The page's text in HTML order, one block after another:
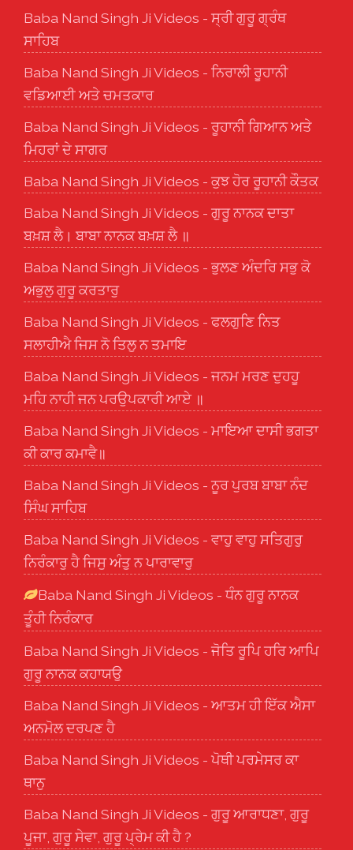
Baba Nand Singh Ji Videos - ਸ੍ਰੀ ਗੁਰੂ ਗ੍ਰੰਥ
ਸਾਹਿਬ
Baba Nand Singh Ji Videos - ਨਿਰਾਲੀ ਰੂਹਾਨੀ
ਵਡਿਆਈ ਅਤੇ ਚਮਤਕਾਰ
Baba Nand Singh Ji Videos - ਰੂਹਾਨੀ ਗਿਆਨ ਅਤੇ
ਮਿਹਰਾਂ ਦੇ ਸਾਗਰ
Baba Nand Singh Ji Videos - ਕੁਝ ਹੋਰ ਰੂਹਾਨੀ ਕੌਤਕ
Baba Nand Singh Ji Videos - ਗੁਰੂ ਨਾਨਕ ਦਾਤਾ
ਬਖ਼ਸ਼ ਲੈ। ਬਾਬਾ ਨਾਨਕ ਬਖ਼ਸ਼ ਲੈ ॥
Baba Nand Singh Ji Videos - ਭੁਲਣ ਅੰਦਰਿ ਸਭੁ ਕੋ
ਅਭੁਲੁ ਗੁਰੂ ਕਰਤਾਰੁ
Baba Nand Singh Ji Videos - ਫਲਗੁਣਿ ਨਿਤ
ਸਲਾਹੀਐ ਜਿਸ ਨੋ ਤਿਲੁ ਨ ਤਮਾਇ
Baba Nand Singh Ji Videos - ਜਨਮ ਮਰਣ ਦੁਹਹੂ
ਮਹਿ ਨਾਹੀ ਜਨ ਪਰਉਪਕਾਰੀ ਆਏ ॥
Baba Nand Singh Ji Videos - ਮਾਇਆ ਦਾਸੀ ਭਗਤਾ
ਕੀ ਕਾਰ ਕਮਾਵੈ॥
Baba Nand Singh Ji Videos - ਨੂਰ ਪੁਰਬ ਬਾਬਾ ਨੰਦ
ਸਿੰਘ ਸਾਹਿਬ
Baba Nand Singh Ji Videos - ਵਾਹੁ ਵਾਹੁ ਸਤਿਗੁਰੁ
ਨਿਰੰਕਾਰੁ ਹੈ ਜਿਸੁ ਅੰਤੁ ਨ ਪਾਰਾਵਾਰੁ
Baba Nand Singh Ji Videos - ਧੰਨ ਗੁਰੂ ਨਾਨਕ
ਤੂੰਹੀ ਨਿਰੰਕਾਰ
Baba Nand Singh Ji Videos - ਜੋਤਿ ਰੂਪਿ ਹਰਿ ਆਪਿ
ਗੁਰੂ ਨਾਨਕ ਕਹਾਯਉ
Baba Nand Singh Ji Videos - ਆਤਮ ਹੀ ਇੱਕ ਐਸਾ
ਅਨਮੋਲ ਦਰਪਣ ਹੈ
Baba Nand Singh Ji Videos - ਪੋਥੀ ਪਰਮੇਸਰ ਕਾ
ਥਾਨੁ
Baba Nand Singh Ji Videos - ਗੁਰੂ ਆਰਾਧਣਾ, ਗੁਰੂ
ਪੂਜਾ, ਗੁਰੂ ਸੇਵਾ, ਗੁਰੂ ਪ੍ਰੇਮ ਕੀ ਹੈ ?